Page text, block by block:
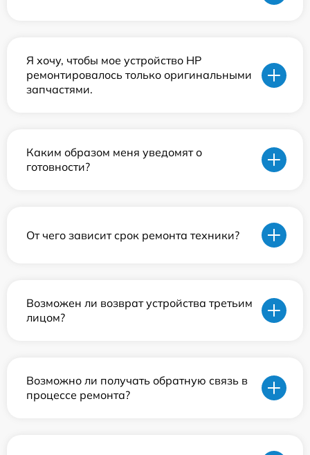
Я хочу, чтобы мое устройство HP
ремонтировалось только оригинальными
запчастями.
Каким образом меня уведомят о
готовности?
От чего зависит срок ремонта техники?
Возможен ли возврат устройства третьим
лицом?
Возможно ли получать обратную связь в
процессе ремонта?